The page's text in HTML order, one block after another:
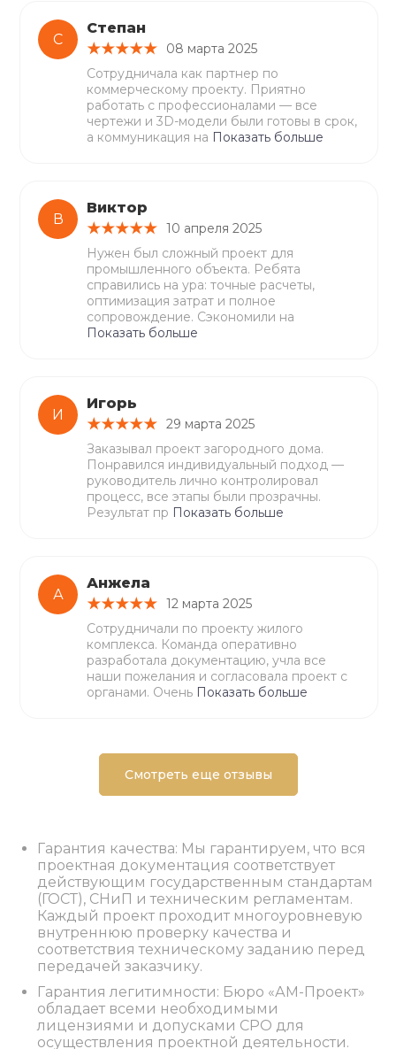
С
Степан
08 марта 2025
Сотрудничала как партнер по
коммерческому проекту. Приятно
работать с профессионалами — все
чертежи и 3D-модели были готовы в срок,
а коммуникация на Показать больше
В
Виктор
10 апреля 2025
Нужен был сложный проект для
промышленного объекта. Ребята
справились на ура: точные расчеты,
оптимизация затрат и полное
сопровождение. Сэкономили на
Показать больше
И
Игорь
29 марта 2025
Заказывал проект загородного дома.
Понравился индивидуальный подход —
руководитель лично контролировал
процесс, все этапы были прозрачны.
Результат пр Показать больше
А
Анжела
12 марта 2025
Сотрудничали по проекту жилого
комплекса. Команда оперативно
разработала документацию, учла все
наши пожелания и согласовала проект с
органами. Очень Показать больше
Смотреть еще отзывы
Гарантия качества: Мы гарантируем, что вся
проектная документация соответствует
действующим государственным стандартам
(ГОСТ), СНиП и техническим регламентам.
Каждый проект проходит многоуровневую
внутреннюю проверку качества и
соответствия техническому заданию перед
передачей заказчику.
Гарантия легитимности: Бюро «АМ-Проект»
обладает всеми необходимыми
лицензиями и допусками СРО для
осуществления проектной деятельности.